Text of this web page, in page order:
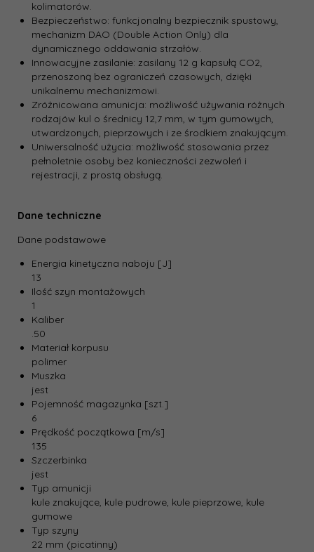
kolimatorów.
Bezpieczeństwo: funkcjonalny bezpiecznik spustowy,
mechanizm DAO (Double Action Only) dla
dynamicznego oddawania strzałów.
Innowacyjne zasilanie: zasilany 12 g kapsułą CO2,
przenoszoną bez ograniczeń czasowych, dzięki
unikalnemu mechanizmowi.
Zróżnicowana amunicja: możliwość używania różnych
rodzajów kul o średnicy 12,7 mm, w tym gumowych,
utwardzonych, pieprzowych i ze środkiem znakującym.
Uniwersalność użycia: możliwość stosowania przez
pełnoletnie osoby bez konieczności zezwoleń i
rejestracji, z prostą obsługą.
Dane techniczne
Dane podstawowe
Energia kinetyczna naboju [J]
13
Ilość szyn montażowych
1
Kaliber
.50
Materiał korpusu
polimer
Muszka
jest
Pojemność magazynka [szt.]
6
Prędkość początkowa [m/s]
135
Szczerbinka
jest
Typ amunicji
kule znakujące, kule pudrowe, kule pieprzowe, kule
gumowe
Typ szyny
22 mm (picatinny)